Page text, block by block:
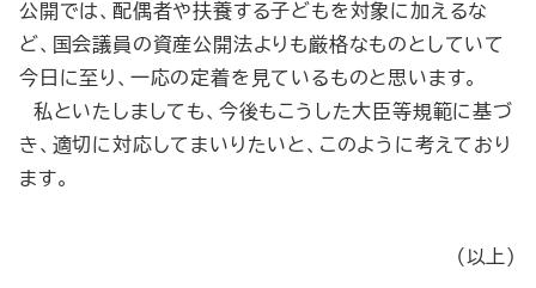
公開では、配偶者や扶養する子どもを対象に加えるな
ど、国会議員の資産公開法よりも厳格なものとしていて
今日に至り、一応の定着を見ているものと思います。
私といたしましても、今後もこうした大臣等規範に基づ
き、適切に対応してまいりたいと、このように考えており
ます。
（以上）